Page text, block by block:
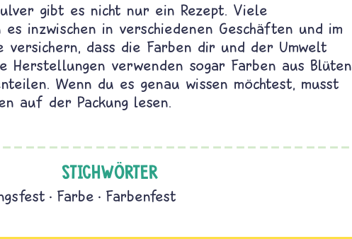
gibt es nicht nur ein Rezept. Viele
inzwischen in verschiedenen Geschäften und im
dass die Farben dir und der Umwelt
Herstellungen verwenden sogar Farben aus Blüten
Wenn du es genau wissen möchtest, musst
auf der Packung lesen.
STICHWÖRTER
Farbe Farbenfest